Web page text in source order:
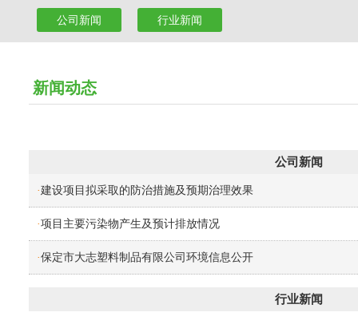
公司新闻 行业新闻
新闻动态
公司新闻
·建设项目拟采取的防治措施及预期治理效果
·项目主要污染物产生及预计排放情况
·保定市大志塑料制品有限公司环境信息公开
行业新闻